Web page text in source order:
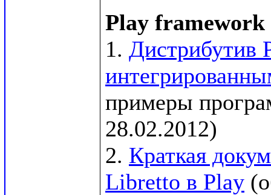
Play
1. Дистрибутив
примеры
28.02.2012)
2. Краткая
Libretto в Play